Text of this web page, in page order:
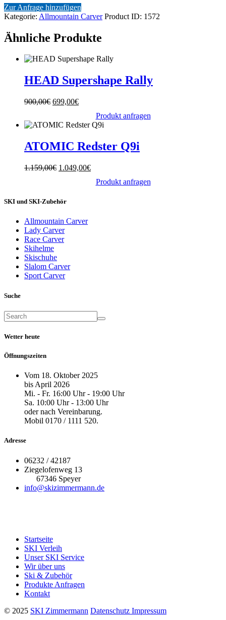
Zur Anfrage hinzufügen
Kategorie: Allmountain Carver Product ID: 1572
Ähnliche Produkte
HEAD Supershape Rally
900,00€ Ursprünglicher
900,00€
699,00€Aktueller
699,00€.
Produkt anfragen
ATOMIC Redster Q9i
1.159,00€ Ursprünglicher
1.049,00€Aktueller
ist:
Produkt anfragen
SKI und SKI-Zubehör
Allmountain Carver
Lady Carver
Race Carver
Skihelme
Skischuhe
Slalom Carver
Sport Carver
Suche
Wetter heute
Öffnungszeiten
Vom 18. Oktober 2025
bis April 2026
Mi. - Fr. 16:00 Uhr - 19:00 Uhr
Sa. 10:00 Uhr - 13:00 Uhr
oder nach Vereinbarung.
Mobil 0170 / 1111 520.
Adresse
06232 / 42187
Ziegelofenweg 13
67346 Speyer
info@skizimmermann.de
Startseite
SKI Verleih
Unser SKI Service
Wir über uns
Ski & Zubehör
Produkte Anfragen
Kontakt
© 2025 SKI Zimmermann Datenschutz Impressum